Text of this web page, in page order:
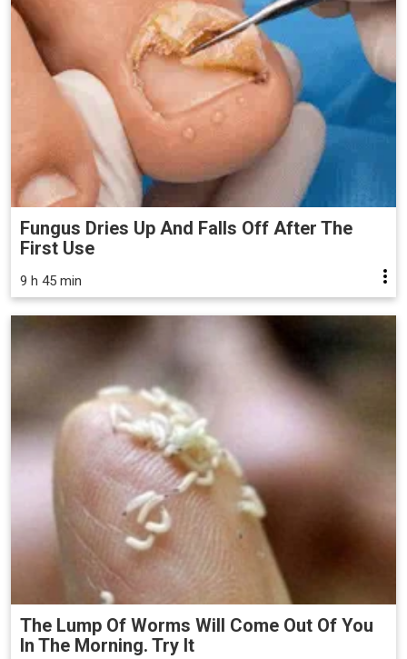
Fungus Dries Up And Falls Off After The
First Use
9 h 45 min
The Lump Of Worms Will Come Out Of You
In The Morning. Try It